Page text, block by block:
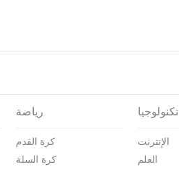
رياضة
كرة القدم
كرة السلة
تكنولوجيا
الإنترنت
العلم